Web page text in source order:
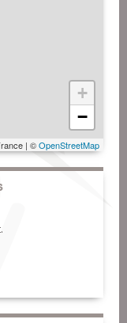
+
−
| ©OpenStreetMap